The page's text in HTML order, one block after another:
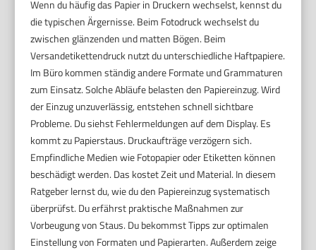
Wenn du häufig das Papier in Druckern wechselst, kennst du
die typischen Ärgernisse. Beim Fotodruck wechselst du
zwischen glänzenden und matten Bögen. Beim
Versandetikettendruck nutzt du unterschiedliche Haftpapiere.
Im Büro kommen ständig andere Formate und Grammaturen
zum Einsatz. Solche Abläufe belasten den Papiereinzug. Wird
der Einzug unzuverlässig, entstehen schnell sichtbare
Probleme. Du siehst Fehlermeldungen auf dem Display. Es
kommt zu Papierstaus. Druckaufträge verzögern sich.
Empfindliche Medien wie Fotopapier oder Etiketten können
beschädigt werden. Das kostet Zeit und Material. In diesem
Ratgeber lernst du, wie du den Papiereinzug systematisch
überprüfst. Du erfährst praktische Maßnahmen zur
Vorbeugung von Staus. Du bekommst Tipps zur optimalen
Einstellung von Formaten und Papierarten. Außerdem zeige